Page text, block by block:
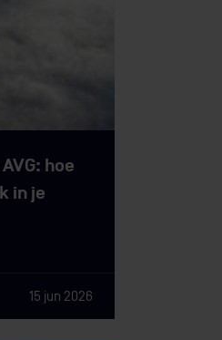
hoe
in je
15 jun 2026